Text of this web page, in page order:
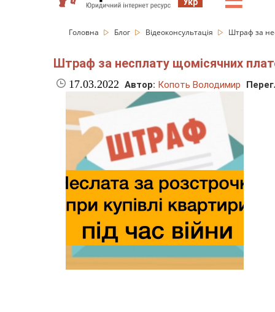
Головна Блог Відеоконсультація Штраф за
Штраф за несплату щомісячних
17.03.2022 Автор: Копоть Володимир